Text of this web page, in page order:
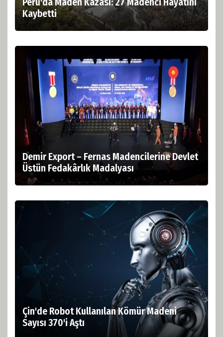
Kaybetti
Demir Export – Fernas Madencilerine Devlet
Üstün Fedakârlık Madalyası
Çin'de Robot Kullanılan Kömür Madeni
Sayısı 370'i Aştı